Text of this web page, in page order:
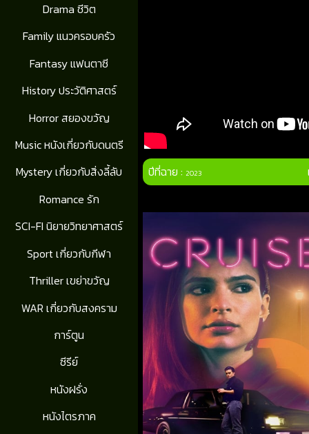
Drama ชีวิต
Family แนวครอบครัว
Fantasy แฟนตาซี
History ประวัติศาสตร์
Horror สยองขวัญ
Music หนังเกี่ยวกับดนตรี
Mystery เกี่ยวกับสิ่งลี้ลับ
Romance รัก
SCI-FI นิยายวิทยาศาสตร์
Sport เกี่ยวกับกีฬา
Thriller เขย่าขวัญ
WAR เกี่ยวกับสงคราม
การ์ตูน
ซีรีย์
หนังฝรั่ง
หนังไตรภาค
ปีที่ฉาย :2023